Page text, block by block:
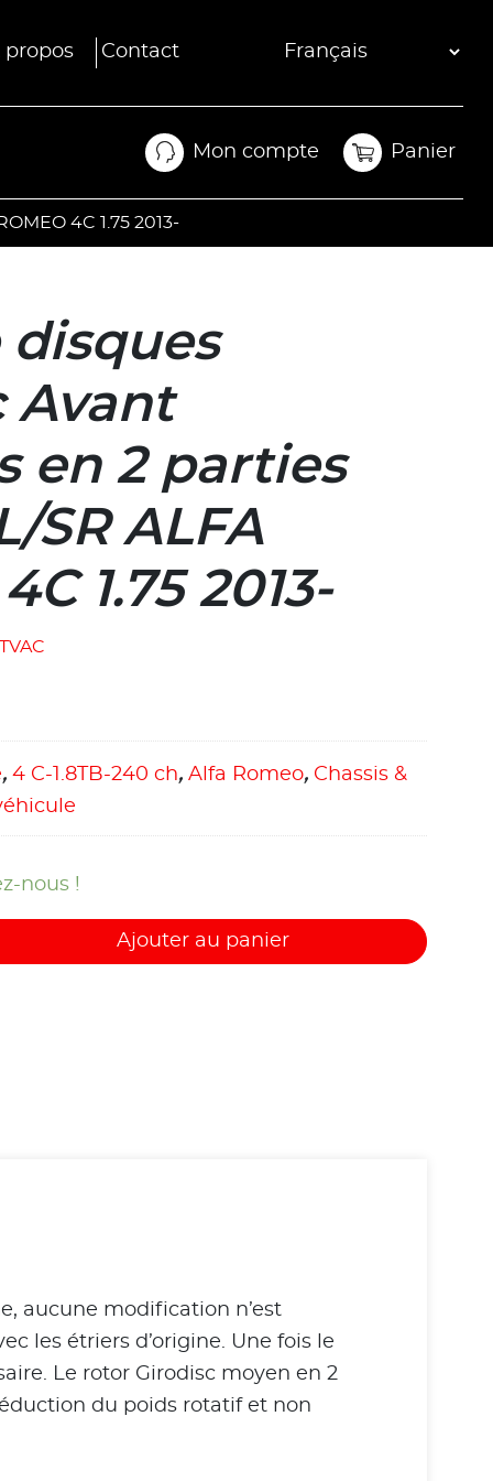
propos Contact
Mon compte
Mon compte
Panier
Panier
4C 1.75 2013-
disques
Avant
en 2 parties
SR ALFA
1.75 2013-
TVAC
,4 C-1.8TB-240 ch,Alfa Romeo, Chassis &
nous !
Ajouter au panier
aucune modification n’est
les étriers d’origine. Une fois le
Le rotor Girodisc moyen en 2
du poids rotatif et non